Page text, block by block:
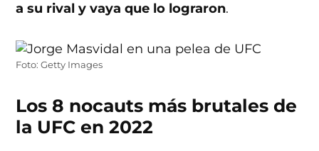
a su rival y vaya que lo lograron.
Foto: Getty Images
Los 8 nocauts más brutales de
la UFC en 2022